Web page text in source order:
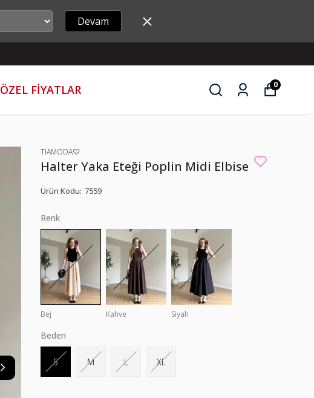
Devam
ÖZEL FİYATLAR 0
TİAMODA♡
Halter Yaka Eteği Poplin Midi Elbise
Ürün Kodu: 7559
Renk
Bej Kahve Siyah
Beden
S M L XL